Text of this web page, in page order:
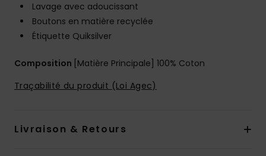
Lavage avec adoucissant
Boutons en matière recyclée
Étiquette Quiksilver
Composition [Matière Principale] 100% Coton
Traçabilité du produit (Loi Agec)
Livraison & Retours